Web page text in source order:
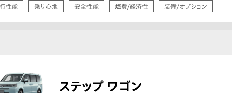
性能 乗り心地 安全性能 燃費/経済性 装備/オプション
ステップ ワゴン